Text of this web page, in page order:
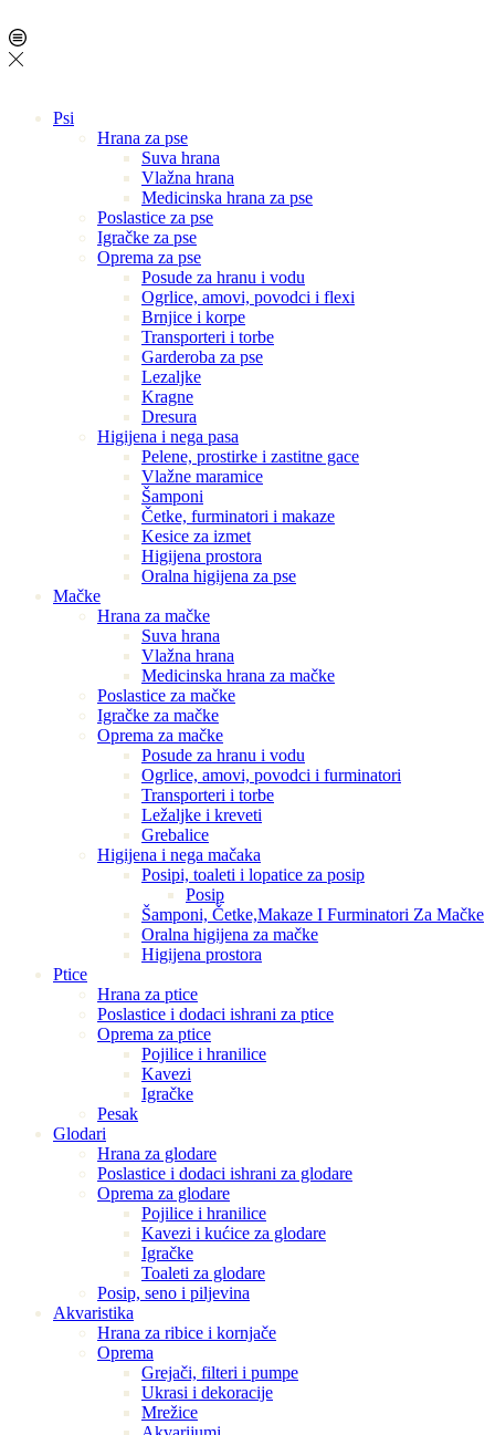
Psi
Hrana za pse
Suva hrana
Vlažna hrana
Medicinska hrana za pse
Poslastice za pse
Igračke za pse
Oprema za pse
Posude za hranu i vodu
Ogrlice, amovi, povodci i flexi
Brnjice i korpe
Transporteri i torbe
Garderoba za pse
Lezaljke
Kragne
Dresura
Higijena i nega pasa
Pelene, prostirke i zastitne gace
Vlažne maramice
Šamponi
Četke, furminatori i makaze
Kesice za izmet
Higijena prostora
Oralna higijena za pse
Mačke
Hrana za mačke
Suva hrana
Vlažna hrana
Medicinska hrana za mačke
Poslastice za mačke
Igračke za mačke
Oprema za mačke
Posude za hranu i vodu
Ogrlice, amovi, povodci i furminatori
Transporteri i torbe
Ležaljke i kreveti
Grebalice
Higijena i nega mačaka
Posipi, toaleti i lopatice za posip
Posip
Šamponi, Četke,Makaze I Furminatori Za Mačke
Oralna higijena za mačke
Higijena prostora
Ptice
Hrana za ptice
Poslastice i dodaci ishrani za ptice
Oprema za ptice
Pojilice i hranilice
Kavezi
Igračke
Pesak
Glodari
Hrana za glodare
Poslastice i dodaci ishrani za glodare
Oprema za glodare
Pojilice i hranilice
Kavezi i kućice za glodare
Igračke
Toaleti za glodare
Posip, seno i piljevina
Akvaristika
Hrana za ribice i kornjače
Oprema
Grejači, filteri i pumpe
Ukrasi i dekoracije
Mrežice